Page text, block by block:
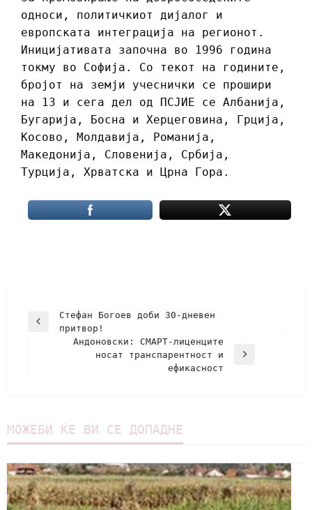
односи, политичкиот дијалог и
европската интеграција на регионот.
Иницијативата започна во 1996 година
токму во Софија. Со текот на годините,
бројот на земји учеснички се прошири
на 13 и сега дел од ПСЈИЕ се Албанија,
Бугарија, Босна и Херцеговина, Грција,
Косово, Молдавија, Романија,
Македонија, Словенија, Србија,
Турција, Хрватска и Црна Гора.
Стефан Богоев доби 30-дневен
притвор!
Андоновски: СМАРТ-лиценците
носат транспарентност и
ефикасност
МОЖЕБИ ЌЕ ВИ СЕ ДОПАДНЕ